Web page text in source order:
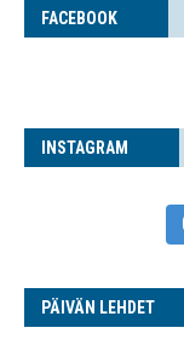
FACE­BOOK
INS­TA­GRAM
PÄI­VÄN LEHDET